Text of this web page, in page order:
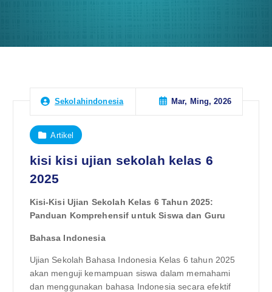
Sekolahindonesia Mar, Ming, 2026
Artikel
kisi kisi ujian sekolah kelas 6
2025
Kisi-Kisi Ujian Sekolah Kelas 6 Tahun 2025:
Panduan Komprehensif untuk Siswa dan Guru
Bahasa Indonesia
Ujian Sekolah Bahasa Indonesia Kelas 6 tahun 2025
akan menguji kemampuan siswa dalam memahami
dan menggunakan bahasa Indonesia secara efektif